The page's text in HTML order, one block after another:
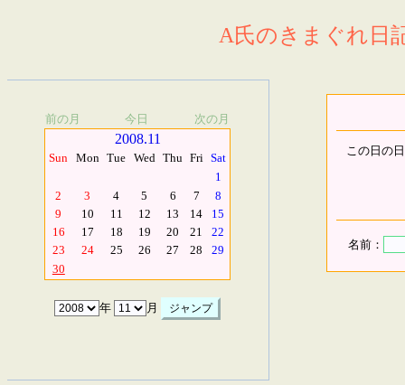
A氏のきまぐれ日
前の月 今日 次の月
2008.11
Sun Mon Tue Wed Thu Fri Sat
1
2
3 4 5 6 7
8
9
10 11 12 13 14
15
16
17 18 19 20 21
22
23
24 25 26 27 28
29
30
年 月
この日の
名前：